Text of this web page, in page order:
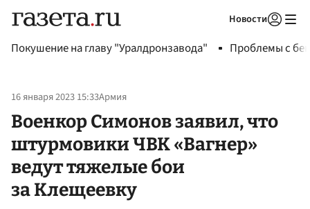
Новости
Покушение на главу "Уралдронзавода" Проблемы с
16 января 2023 15:33Армия
Военкор Симонов заявил, что
штурмовики ЧВК «Вагнер»
ведут тяжелые бои
за Клещеевку